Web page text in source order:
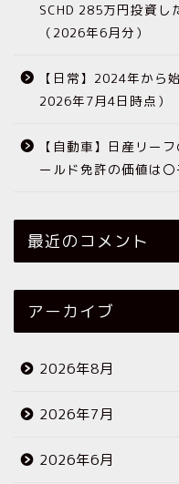
SCHD 285万円投資し
（2026年6月分）
【日常】2024年から
2026年7月4日時点）
【自動車】日産リー
ールド免許の価値は〇
最近のコメント
アーカイブ
2026年8月
2026年7月
2026年6月